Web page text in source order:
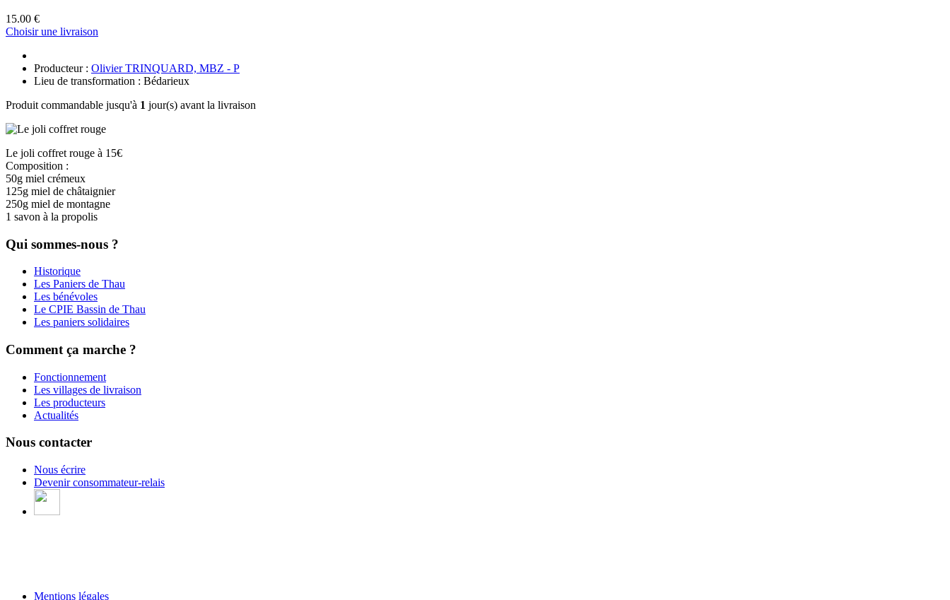
15.00 €
Choisir une livraison
Producteur : Olivier TRINQUARD, MBZ - P
Lieu de transformation : Bédarieux
Produit commandable jusqu'à 1 jour(s) avant la livraison
Le joli coffret rouge à 15€
Composition :
50g miel crémeux
125g miel de châtaignier
250g miel de montagne
1 savon à la propolis
Qui sommes-nous ?
Historique
Les Paniers de Thau
Les bénévoles
Le CPIE Bassin de Thau
Les paniers solidaires
Comment ça marche ?
Fonctionnement
Les villages de livraison
Les producteurs
Actualités
Nous contacter
Nous écrire
Devenir consommateur-relais
Mentions légales